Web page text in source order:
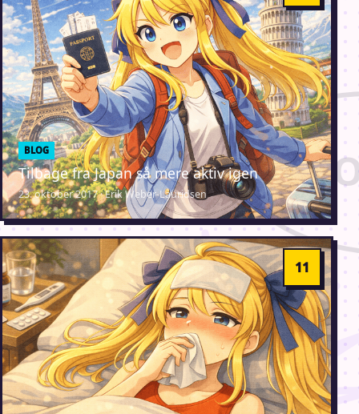
BLOG
Tilbage fra Japan så mere aktiv igen
23. oktober 2017 · Erik Weber-Lauridsen